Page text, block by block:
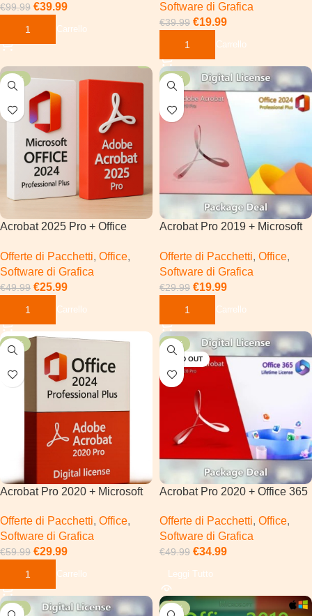
€99.99 €39.99
Aggiungi Al Carrello
Software di Grafica
€39.99 €19.99
Aggiungi Al Carrello
-48%
Acrobat 2025 Pro + Office
Offerte di Pacchetti, Office,
Software di Grafica
€49.99 €25.99
Aggiungi Al Carrello
-33%
Acrobat Pro 2019 + Microsoft
Offerte di Pacchetti, Office,
Software di Grafica
€29.99 €19.99
Aggiungi Al Carrello
-50%
Acrobat Pro 2020 + Microsoft
Offerte di Pacchetti, Office,
Software di Grafica
€59.99 €29.99
Aggiungi Al Carrello
-30%
SOLD OUT
Acrobat Pro 2020 + Office 365
Offerte di Pacchetti, Office,
Software di Grafica
€49.99 €34.99
Leggi Tutto
-29% -29%